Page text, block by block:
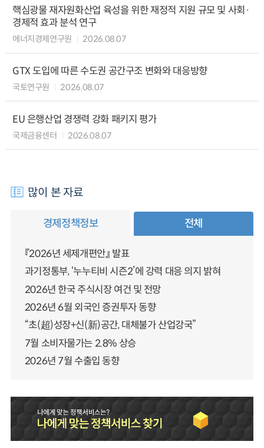
핵심광물 재자원화산업 육성을 위한 재정적 지원 규모 및 사회·
경제적 효과 분석 연구
에너지경제연구원 2026.08.07
GTX 도입에 따른 수도권 공간구조 변화와 대응방향
국토연구원 2026.08.07
EU 은행산업 경쟁력 강화 패키지 평가
국제금융센터 2026.08.07
많이 본 자료
경제정책정보 전체
『2026년 세제개편안』 발표
과기정통부, ‘누누티비 시즌2’에 강력 대응 의지 밝혀
2026년 한국 주식시장 여건 및 전망
2026년 6월 외국인 증권투자 동향
“초(超)성장+신(新)공간, 대체불가 산업강국”
7월 소비자물가는 2.8% 상승
2026년 7월 수출입 동향